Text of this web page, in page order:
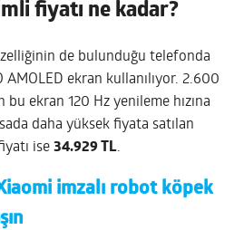
fiyatı ne kadar?
de bulunduğu telefonda
AMOLED ekran kullanılıyor. 2.600
ekran 120 Hz yenileme hızına
daha yüksek fiyata satılan
ise34.929 TL.
imzalı robot köpek